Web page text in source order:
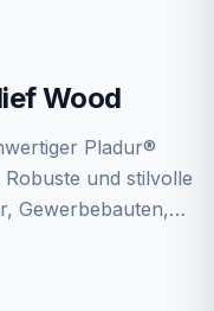
Wood
Pladur®
und stilvolle
Gewerbebauten,
Gewicht. Preis